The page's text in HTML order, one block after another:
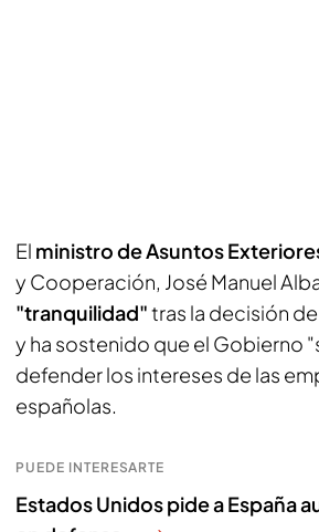
El ministro de Asuntos
y Cooperación, José Manuel
"tranquilidad"tras la decisión
y ha sostenido que el Gobierno
defender los intereses de las
españolas.
PUEDE INTERESARTE
Estados Unidos pide a España